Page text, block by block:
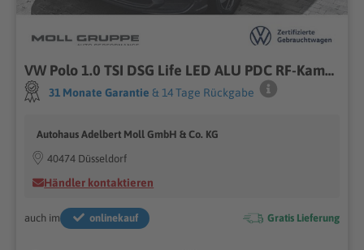
VW Polo 1.0 TSI DSG Life LED ALU PDC RF-Kamera
31 Monate Garantie & 14 Tage Rückgabe
Autohaus Adelbert Moll GmbH & Co. KG
40474 Düsseldorf
Händler kontaktieren
auch im onlinekauf Gratis Lieferung